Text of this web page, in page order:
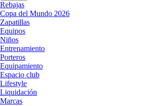
Rebajas
Copa del Mundo 2026
Zapatillas
Equipos
Niños
Entrenamiento
Porteros
Equipamiento
Espacio club
Lifestyle
Liquidación
Marcas